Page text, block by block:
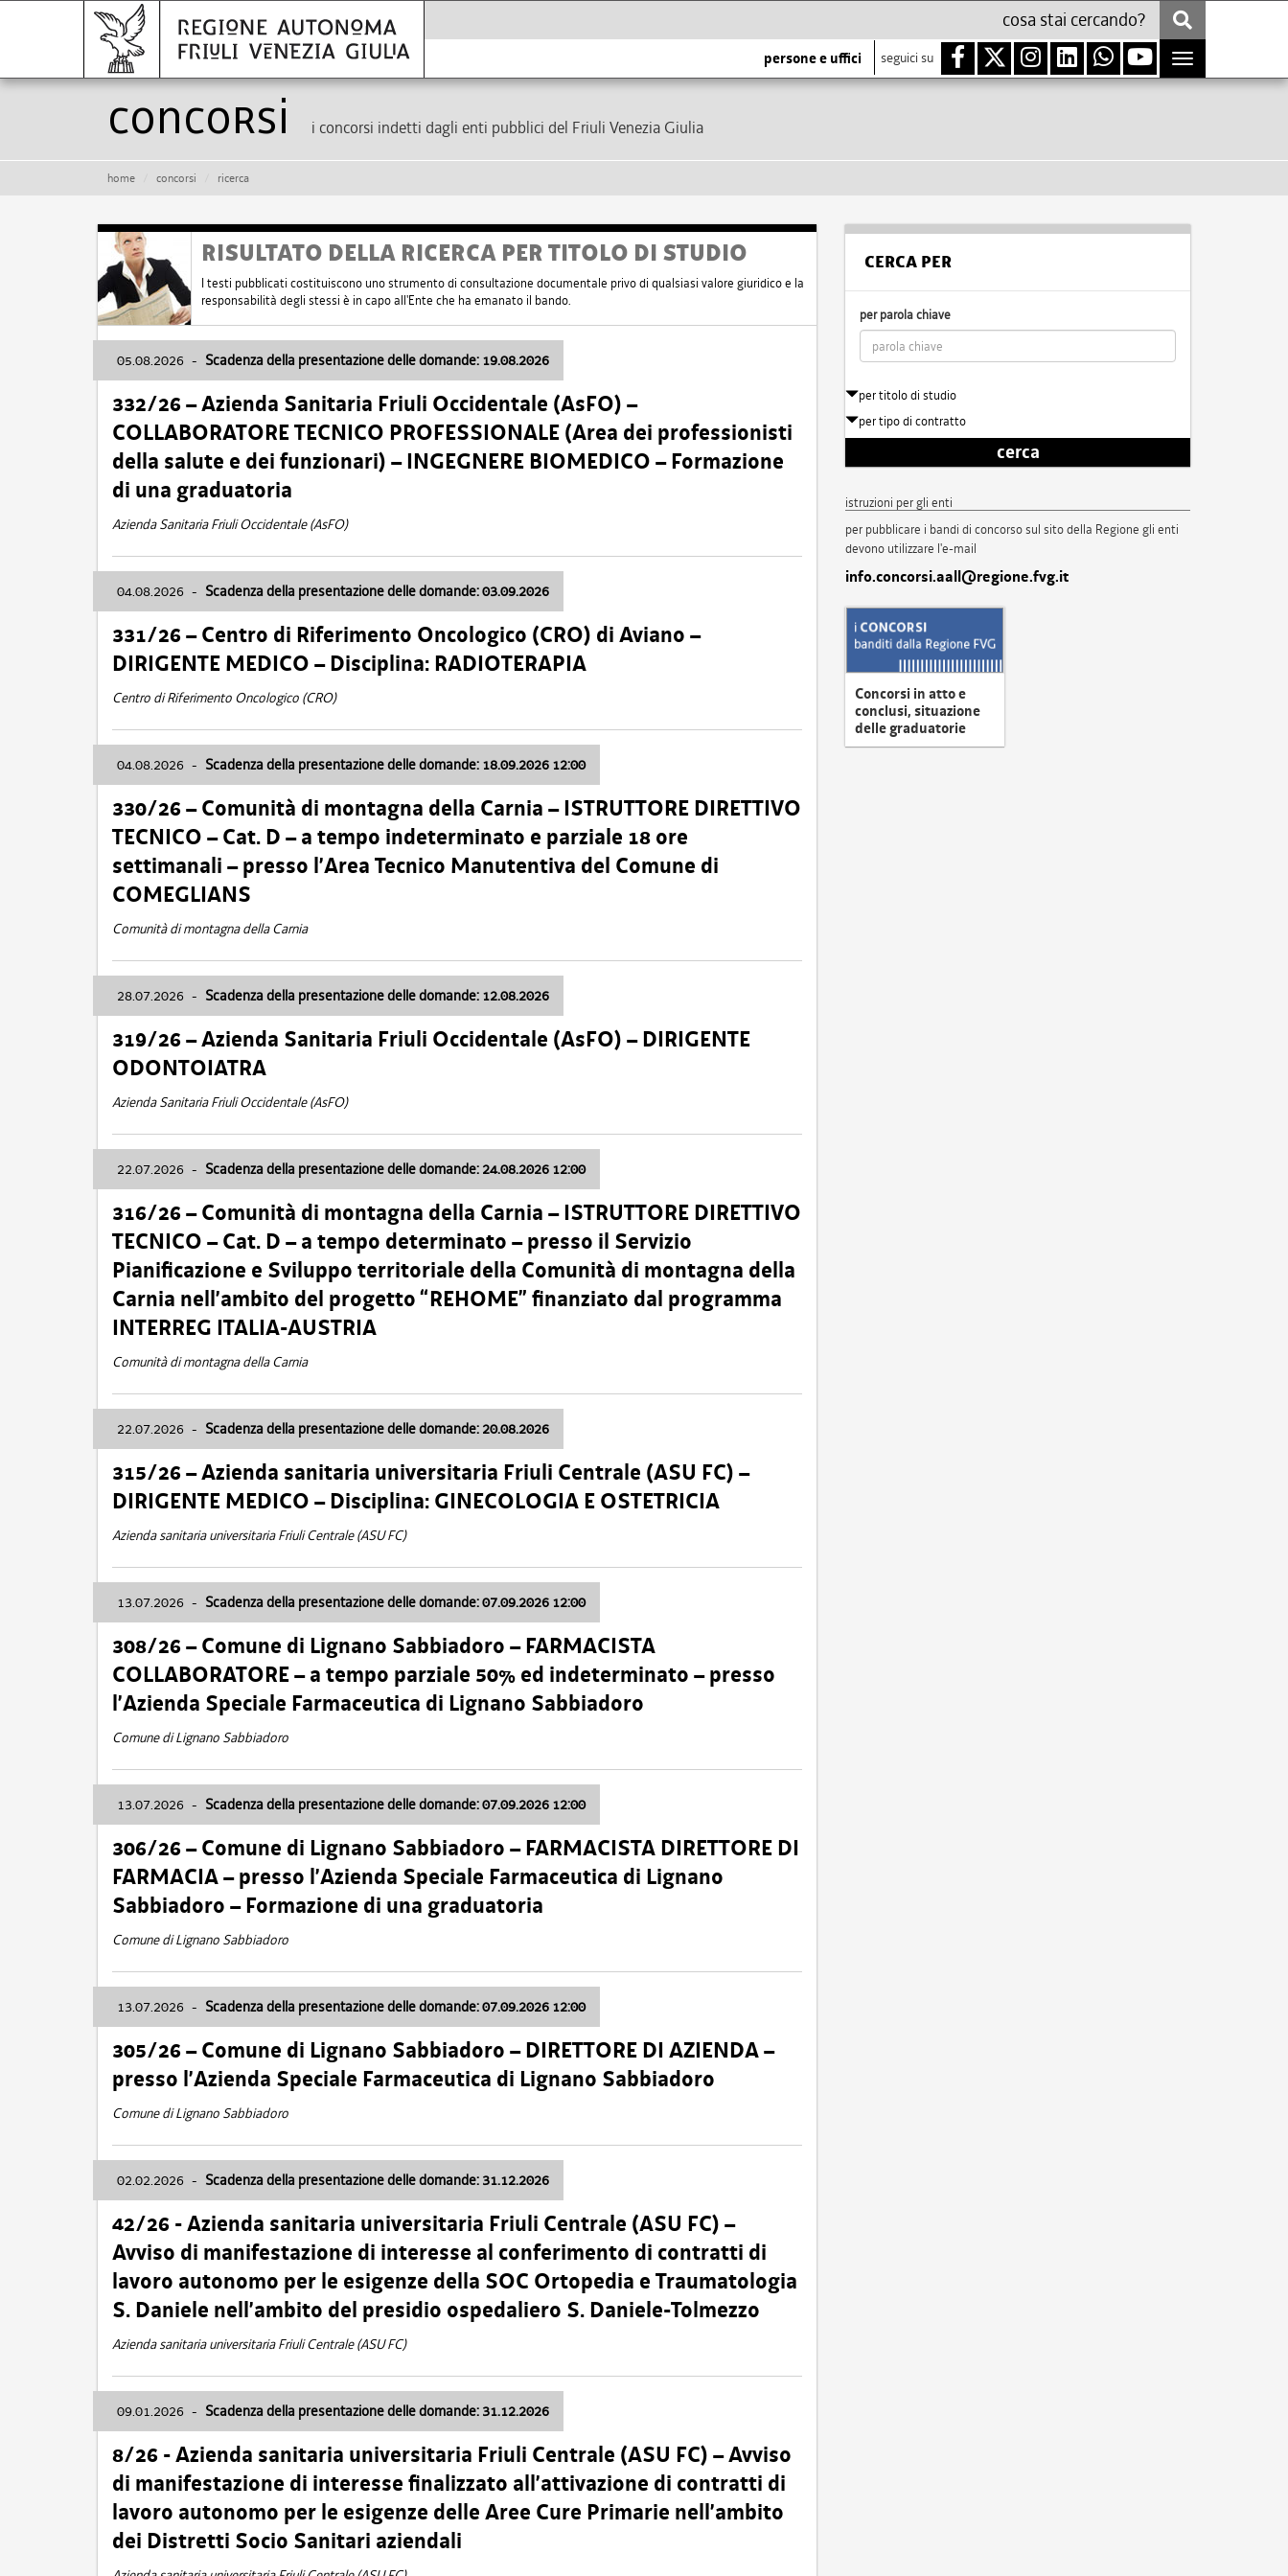
persone e uffici seguici su
Toggle
navigation
Concorsi i concorsi indetti dagli enti pubblici del Friuli Venezia Giulia
home concorsi ricerca
RISULTATO DELLA RICERCA PER TITOLO DI STUDIO
I testi pubblicati costituiscono uno strumento di consultazione documentale privo di qualsiasi valore giuridico e la
responsabilità degli stessi è in capo all'Ente che ha emanato il bando.
05.08.2026 - Scadenza della presentazione delle domande: 19.08.2026
332/26 – Azienda Sanitaria Friuli Occidentale (AsFO) –
COLLABORATORE TECNICO PROFESSIONALE (Area dei professionisti
della salute e dei funzionari) – INGEGNERE BIOMEDICO – Formazione
di una graduatoria
Azienda Sanitaria Friuli Occidentale (AsFO)
04.08.2026 - Scadenza della presentazione delle domande: 03.09.2026
331/26 – Centro di Riferimento Oncologico (CRO) di Aviano –
DIRIGENTE MEDICO – Disciplina: RADIOTERAPIA
Centro di Riferimento Oncologico (CRO)
04.08.2026 - Scadenza della presentazione delle domande: 18.09.2026 12:00
330/26 – Comunità di montagna della Carnia – ISTRUTTORE DIRETTIVO
TECNICO – Cat. D – a tempo indeterminato e parziale 18 ore
settimanali – presso l’Area Tecnico Manutentiva del Comune di
COMEGLIANS
Comunità di montagna della Carnia
28.07.2026 - Scadenza della presentazione delle domande: 12.08.2026
319/26 – Azienda Sanitaria Friuli Occidentale (AsFO) – DIRIGENTE
ODONTOIATRA
Azienda Sanitaria Friuli Occidentale (AsFO)
22.07.2026 - Scadenza della presentazione delle domande: 24.08.2026 12:00
316/26 – Comunità di montagna della Carnia – ISTRUTTORE DIRETTIVO
TECNICO – Cat. D – a tempo determinato – presso il Servizio
Pianificazione e Sviluppo territoriale della Comunità di montagna della
Carnia nell’ambito del progetto “REHOME” finanziato dal programma
INTERREG ITALIA-AUSTRIA
Comunità di montagna della Carnia
22.07.2026 - Scadenza della presentazione delle domande: 20.08.2026
315/26 – Azienda sanitaria universitaria Friuli Centrale (ASU FC) –
DIRIGENTE MEDICO – Disciplina: GINECOLOGIA E OSTETRICIA
Azienda sanitaria universitaria Friuli Centrale (ASU FC)
13.07.2026 - Scadenza della presentazione delle domande: 07.09.2026 12:00
308/26 – Comune di Lignano Sabbiadoro – FARMACISTA
COLLABORATORE – a tempo parziale 50% ed indeterminato – presso
l’Azienda Speciale Farmaceutica di Lignano Sabbiadoro
Comune di Lignano Sabbiadoro
13.07.2026 - Scadenza della presentazione delle domande: 07.09.2026 12:00
306/26 – Comune di Lignano Sabbiadoro – FARMACISTA DIRETTORE DI
FARMACIA – presso l’Azienda Speciale Farmaceutica di Lignano
Sabbiadoro – Formazione di una graduatoria
Comune di Lignano Sabbiadoro
13.07.2026 - Scadenza della presentazione delle domande: 07.09.2026 12:00
305/26 – Comune di Lignano Sabbiadoro – DIRETTORE DI AZIENDA –
presso l’Azienda Speciale Farmaceutica di Lignano Sabbiadoro
Comune di Lignano Sabbiadoro
02.02.2026 - Scadenza della presentazione delle domande: 31.12.2026
42/26 - Azienda sanitaria universitaria Friuli Centrale (ASU FC) –
Avviso di manifestazione di interesse al conferimento di contratti di
lavoro autonomo per le esigenze della SOC Ortopedia e Traumatologia
S. Daniele nell’ambito del presidio ospedaliero S. Daniele-Tolmezzo
Azienda sanitaria universitaria Friuli Centrale (ASU FC)
09.01.2026 - Scadenza della presentazione delle domande: 31.12.2026
8/26 - Azienda sanitaria universitaria Friuli Centrale (ASU FC) – Avviso
di manifestazione di interesse finalizzato all’attivazione di contratti di
lavoro autonomo per le esigenze delle Aree Cure Primarie nell’ambito
dei Distretti Socio Sanitari aziendali
CERCA PER
per parola chiave
per titolo di studio
per tipo di contratto
cerca
istruzioni per gli enti
per pubblicare i bandi di concorso sul sito della Regione gli enti
devono utilizzare l'e-mail
info.concorsi.aall@regione.fvg.it
Concorsi in atto e
conclusi, situazione
delle graduatorie